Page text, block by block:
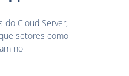
do Cloud Server,
setores como
no